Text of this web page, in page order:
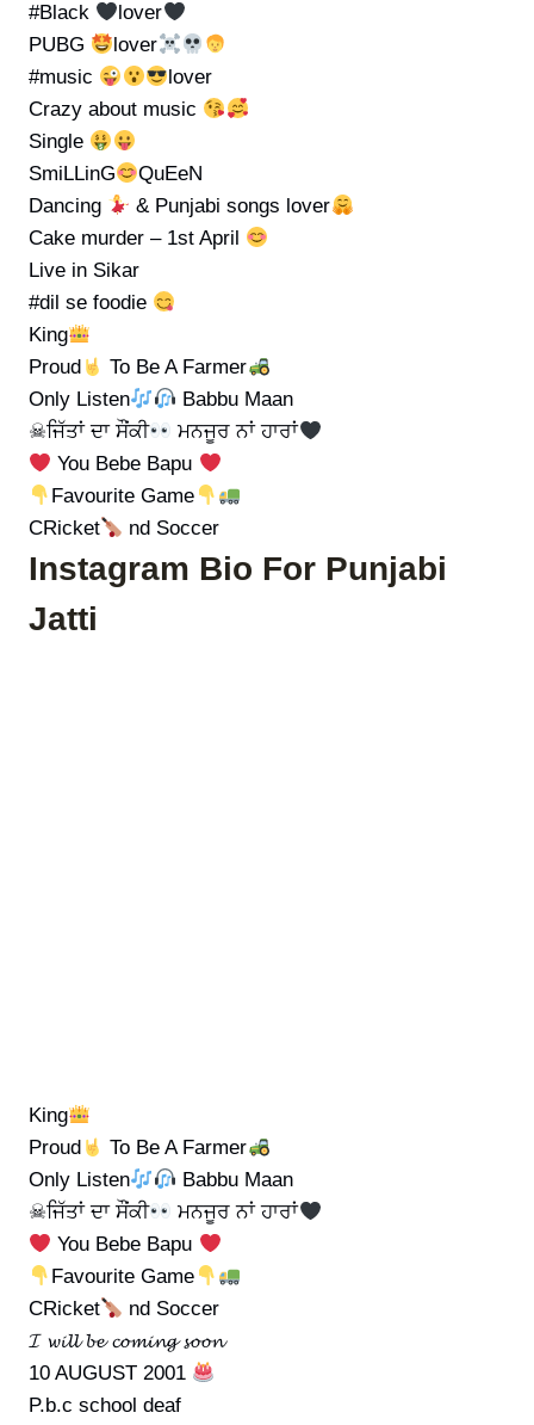
#Black
lover
PUBG
lover
#music
lover
Crazy about music
Single
SmiLLinG
QuEeN
Dancing
& Punjabi songs lover
Cake murder – 1st April
Live in Sikar
#dil se foodie
King
Proud
To Be A Farmer
Only Listen
Babbu Maan
☠ਜਿੱਤਾਂ ਦਾ ਸੌਂਕੀ
ਮਨਜੂਰ ਨਾਂ ਹਾਰਾਂ
You Bebe Bapu
Favourite Game
CRicket
nd Soccer
Instagram Bio For Punjabi
Jatti
King
Proud
To Be A Farmer
Only Listen
Babbu Maan
☠ਜਿੱਤਾਂ ਦਾ ਸੌਂਕੀ
ਮਨਜੂਰ ਨਾਂ ਹਾਰਾਂ
You Bebe Bapu
Favourite Game
CRicket
nd Soccer
𝓘 𝔀𝓲𝓵𝓵 𝓫𝓮 𝓬𝓸𝓶𝓲𝓷𝓰 𝓼𝓸𝓸𝓷
10 AUGUST 2001
P.b.c school deaf